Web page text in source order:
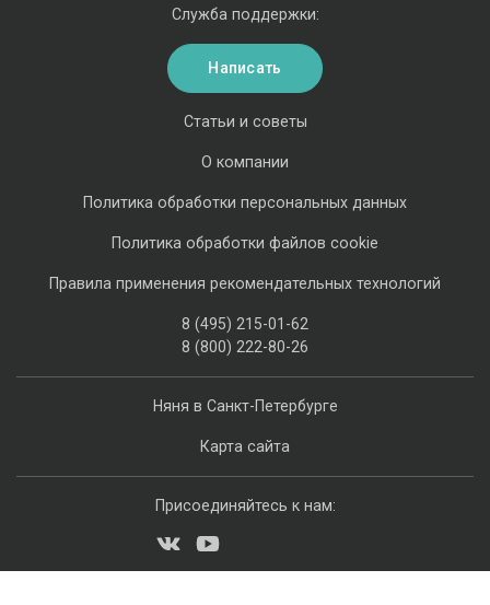
Няня в Санкт-Петербурге
Карта сайта
Статьи и советы
О компании
Политика обработки персональных данных
Политика обработки файлов cookie
Правила применения рекомендательных технологий
8 (495) 215-01-62
8 (800) 222-80-26
Служба поддержки:
Написать
Присоединяйтесь к нам: